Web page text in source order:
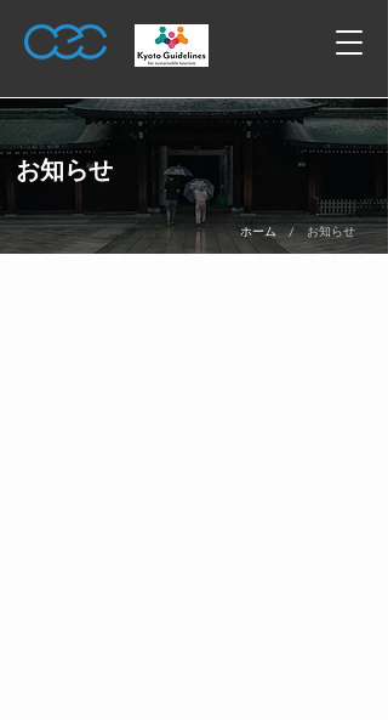
お知らせ
ホーム / お知らせ